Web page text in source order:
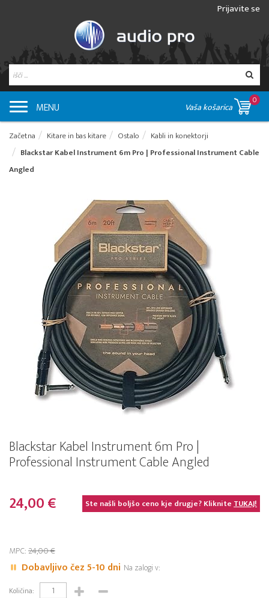
Prijavite se
MENU Vaša košarica
0
Začetna Kitare in bas kitare Ostalo
Kabli in konektorji
Blackstar Kabel Instrument 6m Pro | Professional Instrument Cable
Angled
Blackstar Kabel Instrument 6m Pro |
Professional Instrument Cable Angled
24,00 € Ste našli boljšo ceno kje drugje? KlikniteTUKAJ!
MPC:24,00 €
Dobavljivo čez 5-10 dni Na zalogi v:
Količina: